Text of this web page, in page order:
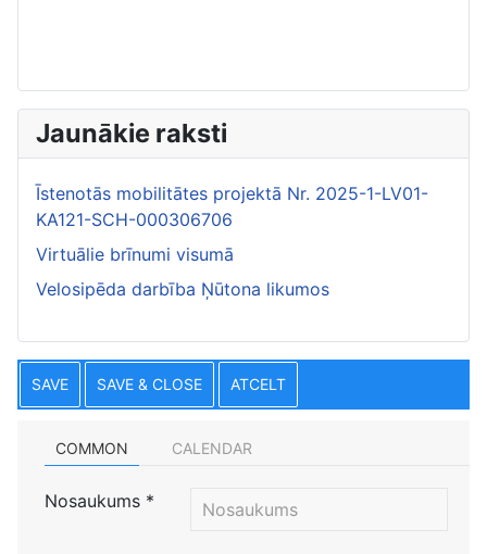
Jaunākie raksti
Īstenotās mobilitātes projektā Nr. 2025-1-LV01-
KA121-SCH-000306706
Virtuālie brīnumi visumā
Velosipēda darbība Ņūtona likumos
SAVE SAVE & CLOSE ATCELT
COMMON CALENDAR
Nosaukums *